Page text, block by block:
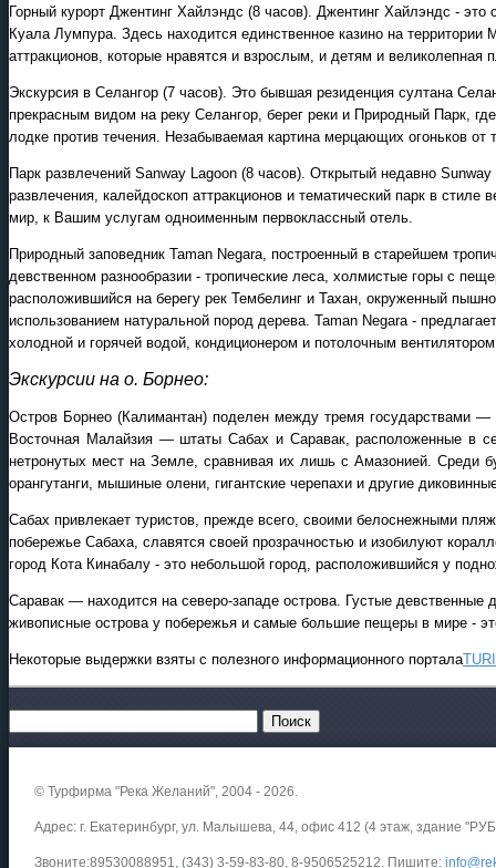
Горный курорт Джентинг Хайлэндс (8 часов). Джентинг Хайлэндс -
Куала Лумпура. Здесь находится единственное казино на
аттракционов, которые нравятся и взрослым, и детям и
Экскурсия в Селангор (7 часов). Это бывшая резиденция султана
прекрасным видом на реку Селангор, берег реки и Природный Парк,
лодке против течения. Незабываемая картина мерцающих огоньков от
Парк развлечений Sanway Lagoon (8 часов). Открытый недавно
развлечения, калейдоскоп аттракционов и тематический парк в
мир, к Вашим услугам одноименным первоклассный отель.
Природный заповедник Taman Negara, построенный в старейшем
девственном разнообразии - тропические леса, холмистые горы с
расположившийся на берегу рек Тембелинг и Тахан, окруженный
использованием натуральной пород дерева. Taman Negara -
холодной и горячей водой, кондиционером и потолочным
Экскурсии на о. Борнео:
Остров Борнео (Калимантан) поделен между тремя государствами
Восточная Малайзия — штаты Сабах и Саравак, расположенные в
нетронутых мест на Земле, сравнивая их лишь с Амазонией. Среди
орангутанги, мышиные олени, гигантские черепахи и другие
Сабах привлекает туристов, прежде всего, своими белоснежными
побережье Сабаха, славятся своей прозрачностью и изобилуют
город Кота Кинабалу - это небольшой город, расположившийся у
Саравак — находится на северо-западе острова. Густые
живописные острова у побережья и самые большие пещеры в мире -
Некоторые выдержки взяты с полезного информационного портала
© Турфирма "Река Желаний", 2004 - 2026.
Адрес: г. Екатеринбург, ул. Малышева, 44, офис 412 (4 этаж, здание
Звоните:89530088951, (343) 3-59-83-80, 8-9506525212. Пишите: